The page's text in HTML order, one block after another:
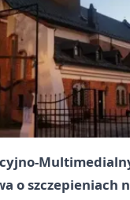
o szczepieniach